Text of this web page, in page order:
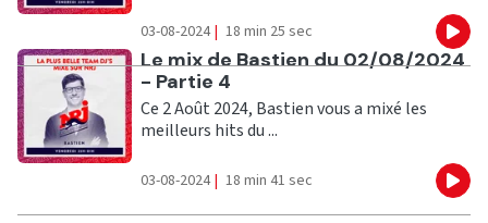
03-08-2024 | 18 min 25 sec
Ecouter
Le mix de Bastien du 02/08/2024
- Partie 4
Ce 2 Août 2024, Bastien vous a mixé les
meilleurs hits du ...
03-08-2024 | 18 min 41 sec